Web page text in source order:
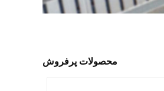
محصولات پرفروش